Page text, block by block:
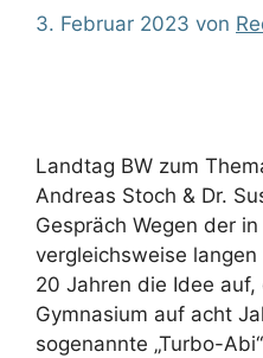
3. Februar 2023 von
Landtag BW zum
Andreas Stoch & Dr.
Gespräch Wegen der
vergleichsweise
20 Jahren die Idee auf,
Gymnasium auf acht
sogenannte „Turbo-